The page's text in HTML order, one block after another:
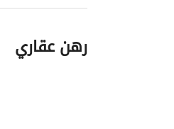
رهن عقاري